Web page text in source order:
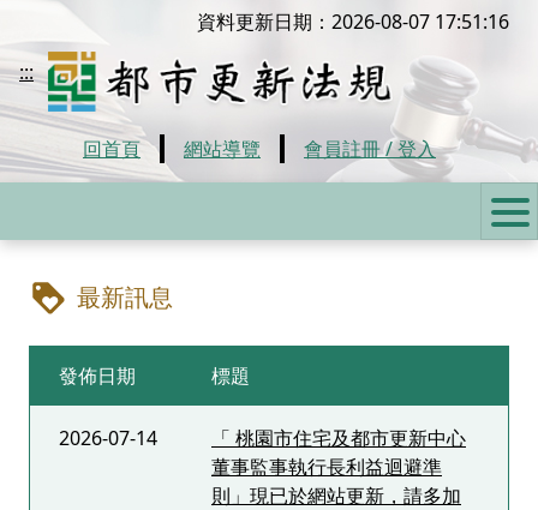
移到主要內容
:::
都市更新法規
資料更新日期：2026-08-07 17:51:16
回首頁 網站導覽 會員註冊 / 登入
最新訊息
發佈日期 標題
2026-07-14
「 桃園市住宅及都市更新中心
董事監事執行長利益迴避準
則」現已於網站更新，請多加